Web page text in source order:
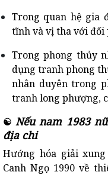
Trong quan hệ gia
tĩnh và vị tha với
Trong phong thủy
dụng tranh phong
nhân duyên trong
tranh long phượng,
☯ Nếu nam 1983
địa chi
Hướng hóa giải
Canh Ngọ 1990 về